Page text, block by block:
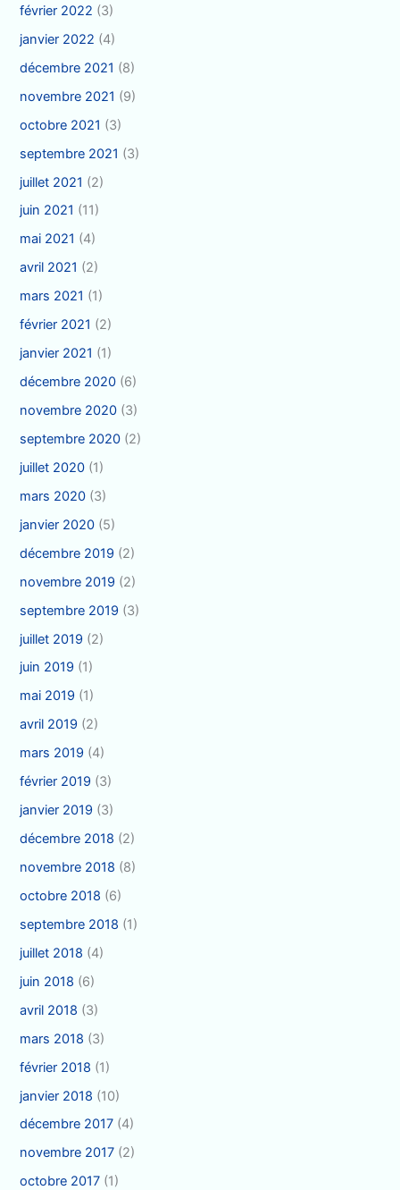
février 2022 (3)
janvier 2022 (4)
décembre 2021 (8)
novembre 2021 (9)
octobre 2021 (3)
septembre 2021 (3)
juillet 2021 (2)
juin 2021 (11)
mai 2021 (4)
avril 2021 (2)
mars 2021 (1)
février 2021 (2)
janvier 2021 (1)
décembre 2020 (6)
novembre 2020 (3)
septembre 2020 (2)
juillet 2020 (1)
mars 2020 (3)
janvier 2020 (5)
décembre 2019 (2)
novembre 2019 (2)
septembre 2019 (3)
juillet 2019 (2)
juin 2019 (1)
mai 2019 (1)
avril 2019 (2)
mars 2019 (4)
février 2019 (3)
janvier 2019 (3)
décembre 2018 (2)
novembre 2018 (8)
octobre 2018 (6)
septembre 2018 (1)
juillet 2018 (4)
juin 2018 (6)
avril 2018 (3)
mars 2018 (3)
février 2018 (1)
janvier 2018 (10)
décembre 2017 (4)
novembre 2017 (2)
octobre 2017 (1)